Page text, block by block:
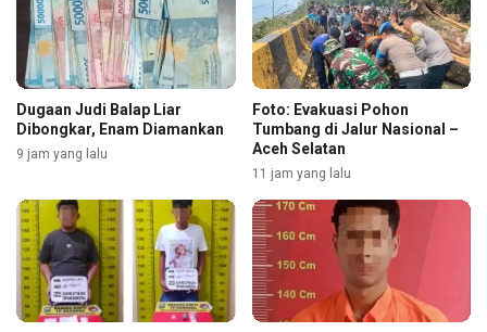
Dugaan Judi Balap Liar
Dibongkar, Enam Diamankan
9 jam yang lalu
Foto: Evakuasi Pohon
Tumbang di Jalur Nasional –
Aceh Selatan
11 jam yang lalu